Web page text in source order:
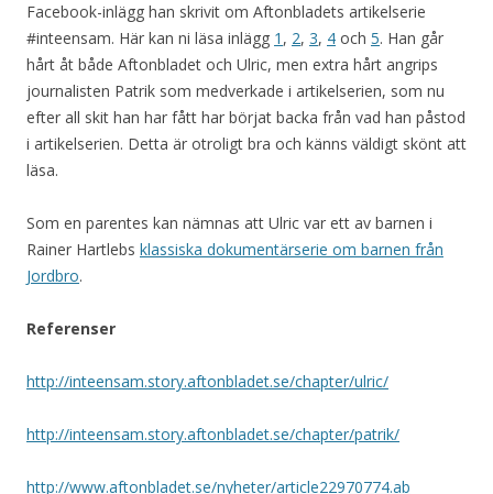
Facebook-inlägg han skrivit om Aftonbladets artikelserie
#inteensam. Här kan ni läsa inlägg 1 , 2, 3, 4 och 5. Han går
hårt åt både Aftonbladet och Ulric, men extra hårt angrips
journalisten Patrik som medverkade i artikelserien, som nu
efter all skit han har fått har börjat backa från vad han påstod
i artikelserien. Detta är otroligt bra och känns väldigt skönt att
läsa.
Som en parentes kan nämnas att Ulric var ett av barnen i
Rainer Hartlebs klassiska dokumentärserie om barnen från
Jordbro.
Referenser
http://inteensam.story.aftonbladet.se/chapter/ulric/
http://inteensam.story.aftonbladet.se/chapter/patrik/
http://www.aftonbladet.se/nyheter/article22970774.ab